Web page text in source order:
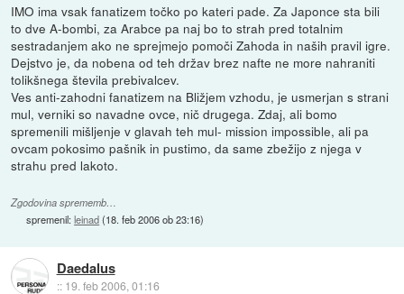
IMO ima vsak fanatizem točko po kateri pade. Za Japonce sta bili
to dve A-bombi, za Arabce pa naj bo to strah pred totalnim
sestradanjem ako ne sprejmejo pomoči Zahoda in naših pravil igre.
Dejstvo je, da nobena od teh držav brez nafte ne more nahraniti
tolikšnega števila prebivalcev.
Ves anti-zahodni fanatizem na Bližjem vzhodu, je usmerjan s strani
mul, verniki so navadne ovce, nič drugega. Zdaj, ali bomo
spremenili mišljenje v glavah teh mul- mission impossible, ali pa
ovcam pokosimo pašnik in pustimo, da same zbežijo z njega v
strahu pred lakoto.
Zgodovina sprememb…
spremenil:leinad(18. feb 2006 ob 23:16)
Daedalus
:: 19. feb 2006, 01:16